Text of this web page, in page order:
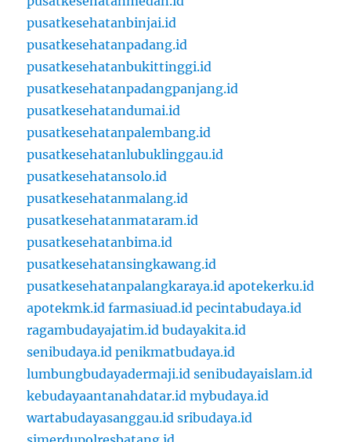
pusatkesehatanbinjai.id
pusatkesehatanpadang.id
pusatkesehatanbukittinggi.id
pusatkesehatanpadangpanjang.id
pusatkesehatandumai.id
pusatkesehatanpalembang.id
pusatkesehatanlubuklinggau.id
pusatkesehatansolo.id
pusatkesehatanmalang.id
pusatkesehatanmataram.id
pusatkesehatanbima.id
pusatkesehatansingkawang.id
pusatkesehatanpalangkaraya.id apotekerku.id
apotekmk.id farmasiuad.id pecintabudaya.id
ragambudayajatim.id budayakita.id
senibudaya.id penikmatbudaya.id
lumbungbudayadermaji.id senibudayaislam.id
kebudayaantanahdatar.id mybudaya.id
wartabudayasanggau.id sribudaya.id